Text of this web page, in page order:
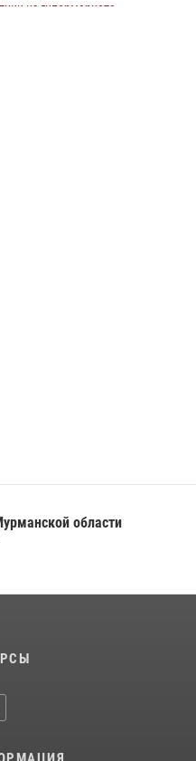
из гипермаркета
Росгвардии
СК РФ по Мурманской
сайт